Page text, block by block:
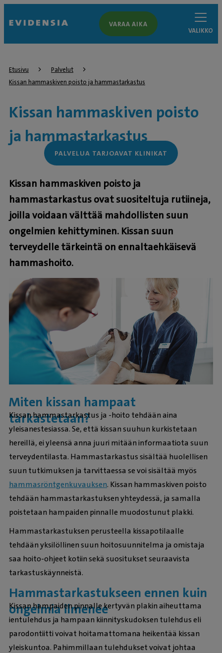
VARAA AIKA
VALIKKO
Etusivu
Palvelut
Kissan hammaskiven poisto ja hammastarkastus
Kissan hammaskiven poisto
ja hammastarkastus
PALVELUA TARJOAVAT KLINIKAT
Kissan hammaskiven poisto ja
hammastarkastus ovat suositeltuja rutiineja,
joilla voidaan välttää mahdollisten suun
ongelmien kehittyminen. Kissan suun
terveydelle tärkeintä on ennaltaehkäisevä
hammashoito.
Miten kissan hampaat
tarkastetaan?
Kissan hammastarkastus ja -hoito tehdään aina
yleisanestesiassa. Se, että kissan suuhun kurkistetaan
hereillä, ei yleensä anna juuri mitään informaatiota suun
terveydentilasta. Hammastarkastus sisältää huolellisen
suun tutkimuksen ja tarvittaessa se voi sisältää myös
hammasröntgenkuvauksen. Kissan hammaskiven poisto
tehdään hammastarkastuksen yhteydessä, ja samalla
poistetaan hampaiden pinnalle muodostunut plakki.
Hammastarkastuksen perusteella kissapotilaalle
tehdään yksilöllinen suun hoitosuunnitelma ja omistaja
saa hoito-ohjeet kotiin sekä suositukset seuraavista
tarkastuskäynneistä.
Hammastarkastukseen ennen kuin
ongelmia ilmenee
Kissan hampaiden pinnalle kertyvän plakin aiheuttama
ientulehdus ja hampaan kiinnityskudoksen tulehdus eli
parodontiitti voivat hoitamattomana heikentää kissan
yleiskuntoa. Pahimmillaan tulehdukset voivat johtaa